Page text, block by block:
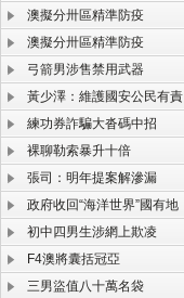
澳擬分卅區精準防疫
澳擬分卅區精準防疫
弓箭男涉售禁用武器
黃少澤：維護國安公民有責
練功券詐騙大沓碼中招
裸聊勒索暴升十倍
張司：明年提案解滲漏
政府收回“海洋世界”國有地
初中四男生涉網上欺凌
F4澳將囊括冠亞
三男盜值八十萬名袋